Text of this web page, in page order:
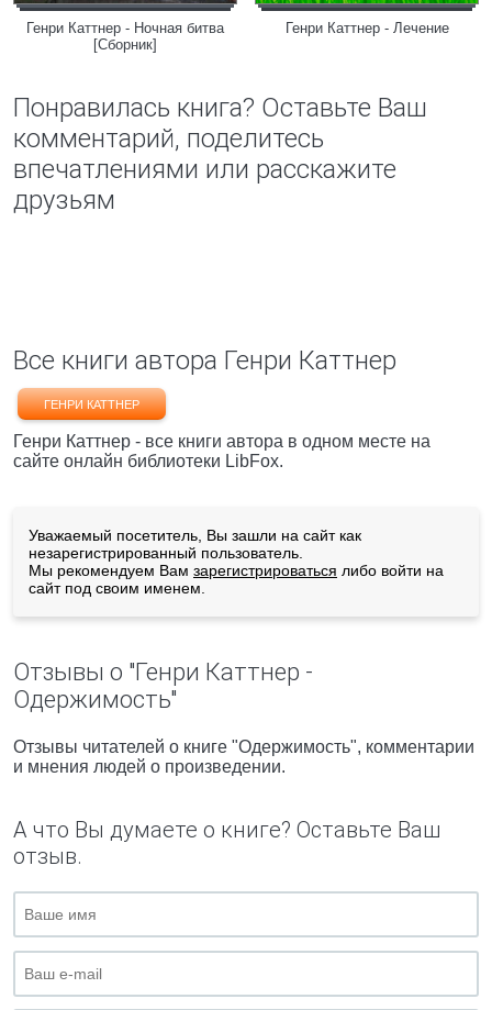
Генри Каттнер - Ночная битва
[Сборник]
Генри Каттнер - Лечение
Понравилась книга? Оставьте Ваш
комментарий, поделитесь
впечатлениями или расскажите
друзьям
Все книги автора Генри Каттнер
ГЕНРИ КАТТНЕР
Генри Каттнер - все книги автора в одном месте на
сайте онлайн библиотеки LibFox.
Уважаемый посетитель, Вы зашли на сайт как
незарегистрированный пользователь.
Мы рекомендуем Вам зарегистрироваться либо войти на
сайт под своим именем.
Отзывы о "Генри Каттнер -
Одержимость"
Отзывы читателей о книге "Одержимость", комментарии
и мнения людей о произведении.
А что Вы думаете о книге? Оставьте Ваш
отзыв.